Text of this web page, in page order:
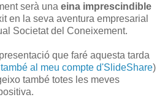
serà una eina imprescindible
en la seva aventura empresarial
Societat del Coneixement.
que faré aquesta tarda
al meu compte d'SlideShare)
també totes les meves